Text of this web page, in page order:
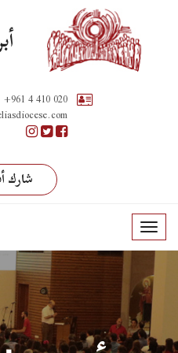
+961 4 410 020
شارك
T
o
g
l
e
n